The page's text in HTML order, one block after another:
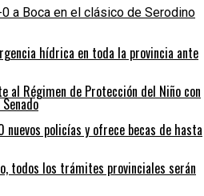
a Boca en el clásico de Serodino
hídrica en toda la provincia ante
al Régimen de Protección del Niño con
nuevos policías y ofrece becas de hasta
todos los trámites provinciales serán